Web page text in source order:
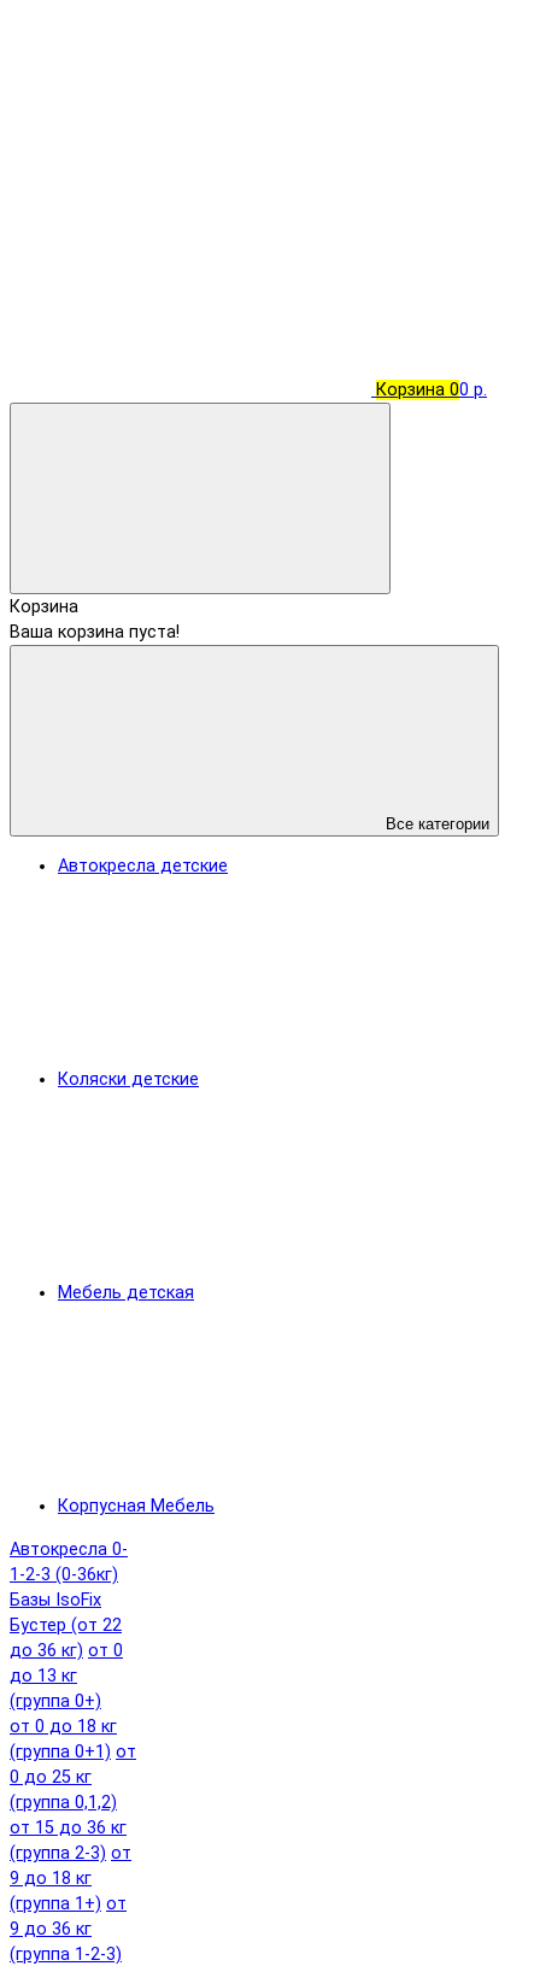
Корзина 00 р.
Корзина
Ваша корзина пуста!
Все категории
Автокресла детские
Коляски детские
Мебель детская
Корпусная Мебель
Автокресла 0-
1-2-3 (0-36кг)
Базы IsoFix
Бустер (от 22
до 36 кг) от 0
до 13 кг
(группа 0+)
от 0 до 18 кг
(группа 0+1) от
0 до 25 кг
(группа 0,1,2)
от 15 до 36 кг
(группа 2-3) от
9 до 18 кг
(группа 1+) от
9 до 36 кг
(группа 1-2-3)